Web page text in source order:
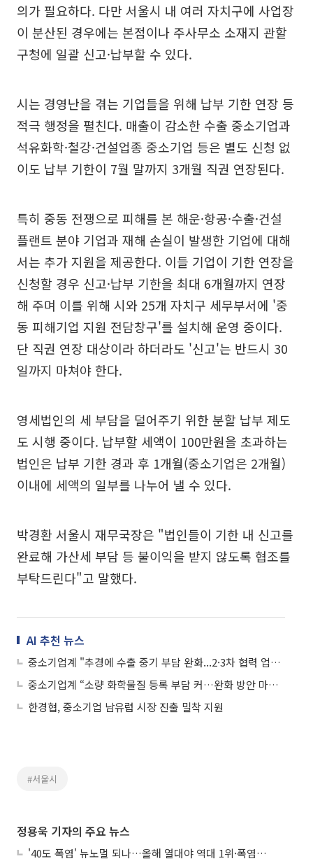
의가 필요하다. 다만 서울시 내 여러 자치구에 사업장
이 분산된 경우에는 본점이나 주사무소 소재지 관할
구청에 일괄 신고·납부할 수 있다.
시는 경영난을 겪는 기업들을 위해 납부 기한 연장 등
적극 행정을 펼친다. 매출이 감소한 수출 중소기업과
석유화학·철강·건설업종 중소기업 등은 별도 신청 없
이도 납부 기한이 7월 말까지 3개월 직권 연장된다.
특히 중동 전쟁으로 피해를 본 해운·항공·수출·건설
플랜트 분야 기업과 재해 손실이 발생한 기업에 대해
서는 추가 지원을 제공한다. 이들 기업이 기한 연장을
신청할 경우 신고·납부 기한을 최대 6개월까지 연장
해 주며 이를 위해 시와 25개 자치구 세무부서에 '중
동 피해기업 지원 전담창구'를 설치해 운영 중이다.
단 직권 연장 대상이라 하더라도 '신고'는 반드시 30
일까지 마쳐야 한다.
영세법인의 세 부담을 덜어주기 위한 분할 납부 제도
도 시행 중이다. 납부할 세액이 100만원을 초과하는
법인은 납부 기한 경과 후 1개월(중소기업은 2개월)
이내에 세액의 일부를 나누어 낼 수 있다.
박경환 서울시 재무국장은 "법인들이 기한 내 신고를
완료해 가산세 부담 등 불이익을 받지 않도록 협조를
부탁드린다"고 말했다.
AI 추천 뉴스
중소기업계 "추경에 수출 중기 부담 완화...2·3차 협력 업체에도 영향 미쳐야"
중소기업계 “소량 화학물질 등록 부담 커…완화 방안 마련돼야”
한경협, 중소기업 남유럽 시장 진출 밀착 지원
#서울시
정용욱 기자의 주요 뉴스
'40도 폭염' 뉴노멀 되나…올해 열대야 역대 1위·폭염일수 평년 3배 넘어